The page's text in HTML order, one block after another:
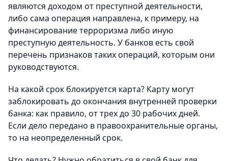
являются доходом от преступной деятельности,
либо сама операция направлена, к примеру, на
финансирование терроризма либо иную
преступную деятельность. У банков есть свой
перечень признаков таких операций, которым они
руководствуются.
На какой срок блокируется карта? Карту могут
заблокировать до окончания внутренней проверки
банка: как правило, от трех до 30 рабочих дней.
Если дело передано в правоохранительные органы,
то на неопределенный срок.